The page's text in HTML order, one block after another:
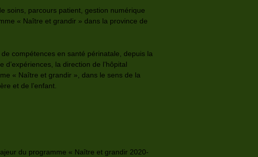
soins, parcours patient, gestion numérique
« Naître et grandir » dans la province de
compétences en santé périnatale, depuis la
la direction de l’hôpital
« Naître et grandir », dans le sens de la
et de l’enfant.
du programme « Naître et grandir 2020-